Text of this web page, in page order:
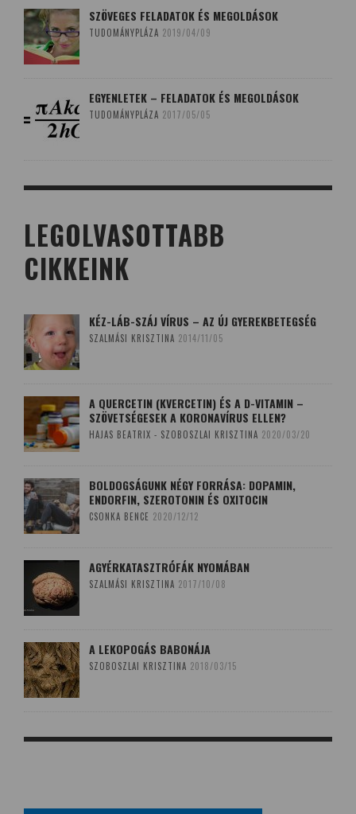
SZÖVEGES FELADATOK ÉS MEGOLDÁSOK
TUDOMÁNYPLÁZA 2019/04/09
EGYENLETEK – FELADATOK ÉS MEGOLDÁSOK
TUDOMÁNYPLÁZA 2017/05/05
LEGOLVASOTTABB
CIKKEINK
KÉZ-LÁB-SZÁJ VÍRUS – AZ ÚJ GYEREKBETEGSÉG
SZALMÁSI KRISZTINA 2014/11/05
A QUERCETIN (KVERCETIN) ÉS A D-VITAMIN –
SZÖVETSÉGESEK A KORONAVÍRUS ELLEN?
HAJAS BEATRIX - SZOBOSZLAI KRISZTINA 2020/03/20
BOLDOGSÁGUNK NÉGY FORRÁSA: DOPAMIN,
ENDORFIN, SZEROTONIN ÉS OXITOCIN
CSONKA BENCE 2020/12/12
AGYÉRKATASZTRÓFÁK NYOMÁBAN
SZALMÁSI KRISZTINA 2017/10/08
A LEKOPOGÁS BABONÁJA
SZOBOSZLAI KRISZTINA 2018/03/15